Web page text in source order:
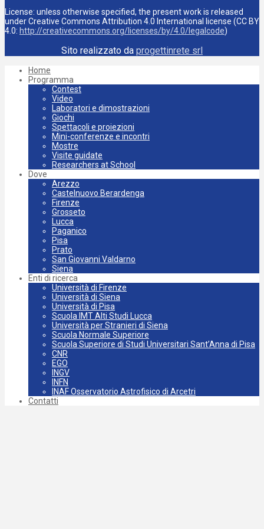
License: unless otherwise specified, the present work is released
under Creative Commons Attribution 4.0 International license (CC BY
4.0: http://creativecommons.org/licenses/by/4.0/legalcode)
Sito realizzato da progettinrete srl
Home
Programma
Contest
Video
Laboratori e dimostrazioni
Giochi
Spettacoli e proiezioni
Mini-conferenze e incontri
Mostre
Visite guidate
Researchers at School
Dove
Arezzo
Castelnuovo Berardenga
Firenze
Grosseto
Lucca
Paganico
Pisa
Prato
San Giovanni Valdarno
Siena
Enti di ricerca
Università di Firenze
Università di Siena
Università di Pisa
Scuola IMT Alti Studi Lucca
Università per Stranieri di Siena
Scuola Normale Superiore
Scuola Superiore di Studi Universitari Sant’Anna di Pisa
CNR
EGO
INGV
INFN
INAF Osservatorio Astrofisico di Arcetri
Contatti